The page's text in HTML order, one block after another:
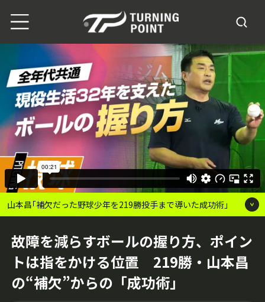
山本昌｢補欠だった野球少年を219勝投手まで導いた成功術｣
故障を減らすボールの握り方、ポイン
トは指をかける位置 219勝・山本昌
の“補欠”からの「成功術」